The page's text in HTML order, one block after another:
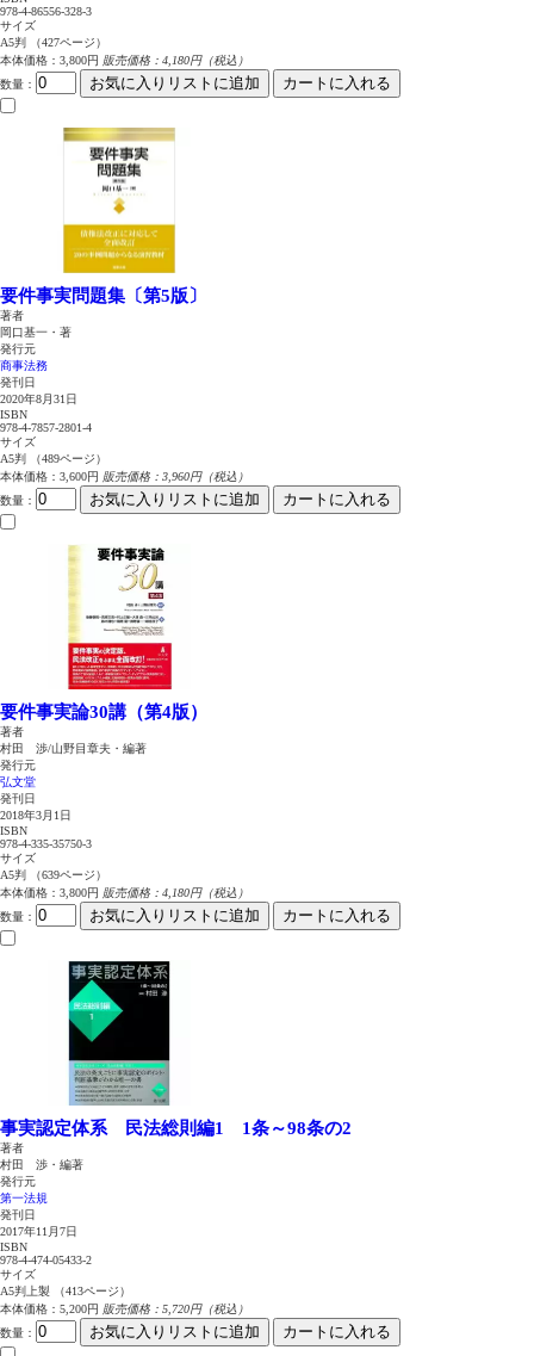
978-4-86556-328-3
サイズ
A5判 （427ページ）
本体価格：3,800円 販売価格：4,180円（税込）
数量 ： お気に入りリストに追加 カートに入れる
要件事実問題集〔第5版〕
著者
岡口基一・著
発行元
商事法務
発刊日
2020年8月31日
ISBN
978-4-7857-2801-4
サイズ
A5判 （489ページ）
本体価格：3,600円 販売価格：3,960円（税込）
数量 ： お気に入りリストに追加 カートに入れる
要件事実論30講（第4版）
著者
村田 渉/山野目章夫・編著
発行元
弘文堂
発刊日
2018年3月1日
ISBN
978-4-335-35750-3
サイズ
A5判 （639ページ）
本体価格：3,800円 販売価格：4,180円（税込）
数量 ： お気に入りリストに追加 カートに入れる
事実認定体系 民法総則編1 1条～98条の2
著者
村田 渉・編著
発行元
第一法規
発刊日
2017年11月7日
ISBN
978-4-474-05433-2
サイズ
A5判上製 （413ページ）
本体価格：5,200円 販売価格：5,720円（税込）
数量 ： お気に入りリストに追加 カートに入れる